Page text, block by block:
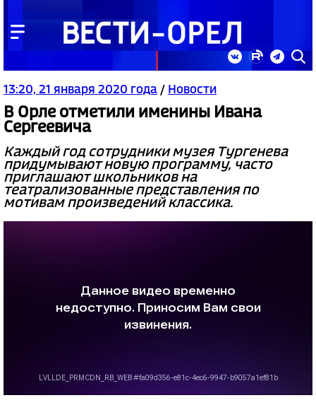
13:20, 21 января 2020 года / Новости
В Орле отметили именины Ивана
Сергеевича
Каждый год сотрудники музея Тургенева
придумывают новую программу, часто
приглашают школьников на
театрализованные представления по
мотивам произведений классика.